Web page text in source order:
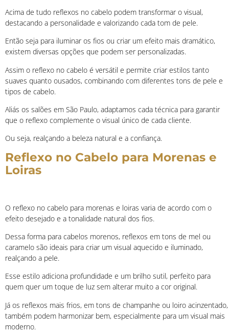
Acima de tudo reflexos no cabelo podem transformar o visual,
destacando a personalidade e valorizando cada tom de pele.
Então seja para iluminar os fios ou criar um efeito mais dramático,
existem diversas opções que podem ser personalizadas.
Assim o reflexo no cabelo é versátil e permite criar estilos tanto
suaves quanto ousados, combinando com diferentes tons de pele e
tipos de cabelo.
Aliás os salões em São Paulo, adaptamos cada técnica para garantir
que o reflexo complemente o visual único de cada cliente.
Ou seja, realçando a beleza natural e a confiança.
Reflexo no Cabelo para Morenas e
Loiras
O reflexo no cabelo para morenas e loiras varia de acordo com o
efeito desejado e a tonalidade natural dos fios.
Dessa forma para cabelos morenos, reflexos em tons de mel ou
caramelo são ideais para criar um visual aquecido e iluminado,
realçando a pele.
Esse estilo adiciona profundidade e um brilho sutil, perfeito para
quem quer um toque de luz sem alterar muito a cor original.
Já os reflexos mais frios, em tons de champanhe ou loiro acinzentado,
também podem harmonizar bem, especialmente para um visual mais
moderno.